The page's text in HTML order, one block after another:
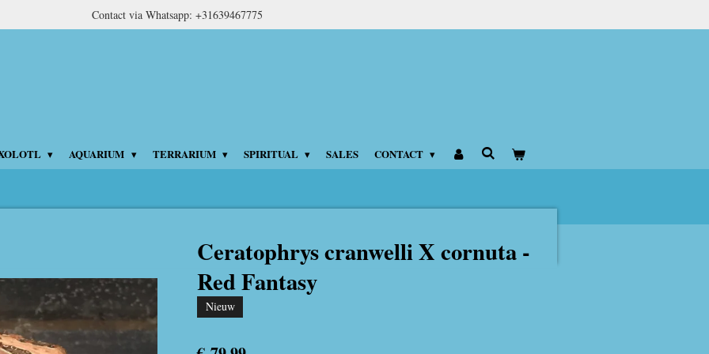
Contact via Whatsapp: +31639467775
AQUARIUM TERRARIUM SPIRITUAL SALES CONTACT
Ceratophrys cranwelli X cornuta -
Red Fantasy
Nieuw